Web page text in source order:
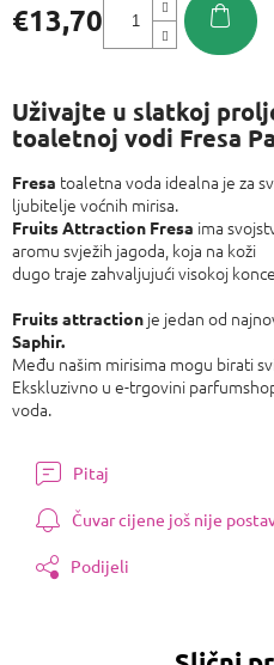
€13,70
Uživajte u slatkoj
toaletnoj vodi Fresa
Fresa toaletna voda idealna je za
ljubitelje voćnih mirisa.
Fruits Attraction Fresa ima
aromu svježih jagoda, koja na koži
dugo traje zahvaljujući visokoj
Fruits attraction je jedan od
Saphir.
Među našim mirisima mogu birati
Ekskluzivno u e-trgovini
voda.
Pitaj
Čuvar cijene još nije
Podijeli